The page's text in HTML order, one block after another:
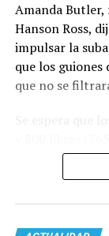
Amanda Butler,
Hanson Ross,
impulsar la
que los
que no se